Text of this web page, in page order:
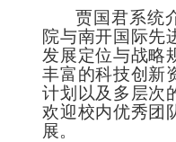
贾国君系统
院与南开国际先
发展定位与战略
丰富的科技创新
计划以及多层次
欢迎校内优秀团
展。